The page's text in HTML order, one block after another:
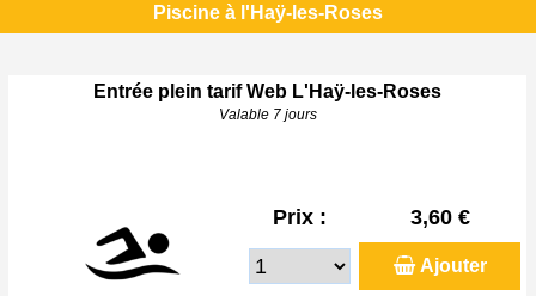
Piscine à l'Haÿ-les-Roses
Entrée plein tarif Web L'Haÿ-les-Roses
Valable 7 jours
Prix : 3,60 €
Ajouter